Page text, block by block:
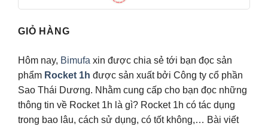
GIỎ HÀNG
Hôm nay, Bimufa xin được chia sẻ tới bạn đọc sản
phẩm Rocket 1h được sản xuất bởi Công ty cổ phần
Sao Thái Dương. Nhằm cung cấp cho bạn đọc những
thông tin về Rocket 1h là gì? Rocket 1h có tác dụng
trong bao lâu, cách sử dụng, có tốt không,… Bài viết